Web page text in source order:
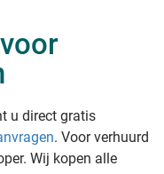
u direct gratis
. Voor verhuurd
Wij kopen alle